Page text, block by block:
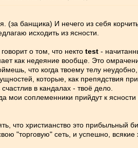
(за банщика) И нечего из себя
исходить из ясности.
о том, что некто test -
как недеяние вообще. Это
что когда твоему телу
которые, как препядствия
в кандалах - твоё дело.
мои соплеменники прийдут к
что христианство это прибыльный
"торговую" сеть, и успешно, всякие